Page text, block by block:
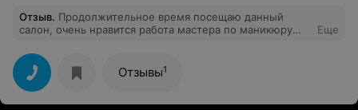
Отзыв. Продолжительное время посещаю данный
салон, очень нравится работа мастера по маникюру
Материалы, которыми выполнена работа,
выдерживают 3 недели. P.S. Здоровья, удачи и
процветания.
Еще
Отзывы1